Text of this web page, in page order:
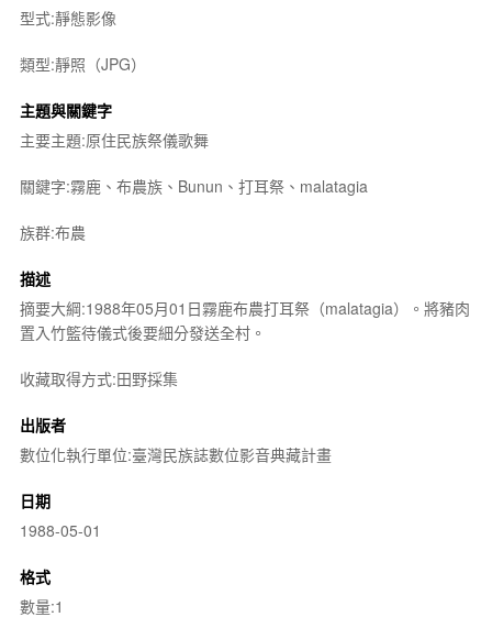
型式:靜態影像
類型:靜照（JPG）
主題與關鍵字
主要主題:原住民族祭儀歌舞
關鍵字:霧鹿、布農族、Bunun、打耳祭、malatagia
族群:布農
描述
摘要大綱:1988年05月01日霧鹿布農打耳祭（malatagia）。將豬肉
置入竹籃待儀式後要細分發送全村。
收藏取得方式:田野採集
出版者
數位化執行單位:臺灣民族誌數位影音典藏計畫
日期
1988-05-01
格式
數量:1